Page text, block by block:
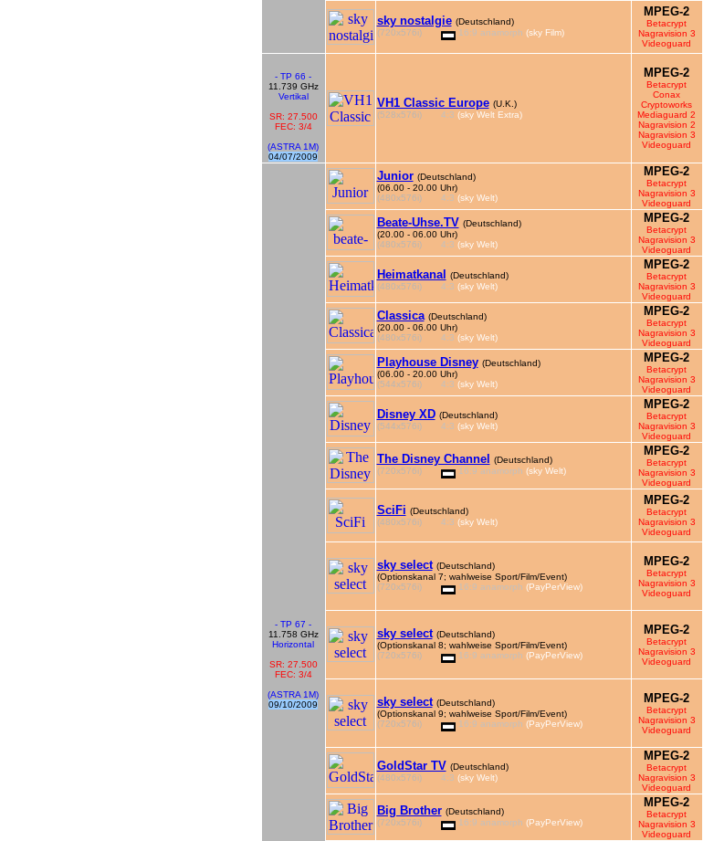
sky nostalgie (Deutschland)
(720x576i)
16:9 anamorph (sky Film)
MPEG-2
Betacrypt
Nagravision 3
Videoguard
- TP 66 -
11.739 GHz
Vertikal
SR: 27.500
FEC: 3/4
(ASTRA 1M)
04/07/2009
VH1 Classic Europe (U.K.)
(528x576i)
4:3 (sky Welt Extra)
MPEG-2
Betacrypt
Conax
Cryptoworks
Mediaguard 2
Nagravision 2
Nagravision 3
Videoguard
- TP 67 -
11.758 GHz
Horizontal
SR: 27.500
FEC: 3/4
(ASTRA 1M)
09/10/2009
Junior (Deutschland)
(06.00 - 20.00 Uhr)
(480x576i)
4:3 (sky Welt)
MPEG-2
Betacrypt
Nagravision 3
Videoguard
Beate-Uhse.TV (Deutschland)
(20.00 - 06.00 Uhr)
(480x576i)
4:3 (sky Welt)
MPEG-2
Betacrypt
Nagravision 3
Videoguard
Heimatkanal
(Deutschland)
(480x576i)
4:3 (sky Welt)
MPEG-2
Betacrypt
Nagravision 3
Videoguard
Classica (Deutschland)
(20.00 - 06.00 Uhr)
(480x576i)
4:3 (sky Welt)
MPEG-2
Betacrypt
Nagravision 3
Videoguard
Playhouse Disney (Deutschland)
(06.00 - 20.00 Uhr)
(544x576i)
4:3 (sky Welt)
MPEG-2
Betacrypt
Nagravision 3
Videoguard
Disney XD (Deutschland)
(544x576i)
4:3 (sky Welt)
MPEG-2
Betacrypt
Nagravision 3
Videoguard
The Disney Channel
(Deutschland)
(720x576i)
16:9 anamorph (sky Welt)
MPEG-2
Betacrypt
Nagravision 3
Videoguard
SciFi (Deutschland)
(480x576i)
4:3 (sky Welt)
MPEG-2
Betacrypt
Nagravision 3
Videoguard
sky select (Deutschland)
(Optionskanal 7; wahlweise Sport/Film/Event)
(720x576i)
16:9 anamorph (PayPerView)
MPEG-2
Betacrypt
Nagravision 3
Videoguard
sky select (Deutschland)
(Optionskanal 8; wahlweise Sport/Film/Event)
(720x576i)
16:9 anamorph (PayPerView)
MPEG-2
Betacrypt
Nagravision 3
Videoguard
sky select (Deutschland)
(Optionskanal 9; wahlweise Sport/Film/Event)
(720x576i)
16:9 anamorph (PayPerView)
MPEG-2
Betacrypt
Nagravision 3
Videoguard
GoldStar TV (Deutschland)
(480x576i)
4:3 (sky Welt)
MPEG-2
Betacrypt
Nagravision 3
Videoguard
Big Brother (Deutschland)
(720x576i)
16:9 anamorph (PayPerView)
MPEG-2
Betacrypt
Nagravision 3
Videoguard